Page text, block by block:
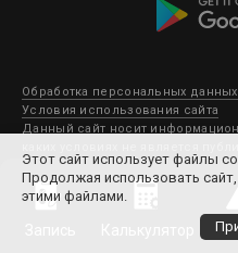
Обработка персональных данных
Условия использования сайта
Данный сайт носит
Субару Мотор 2003-2026. Все
Этот сайт использует файлы
Продолжая использовать
этими файлами.